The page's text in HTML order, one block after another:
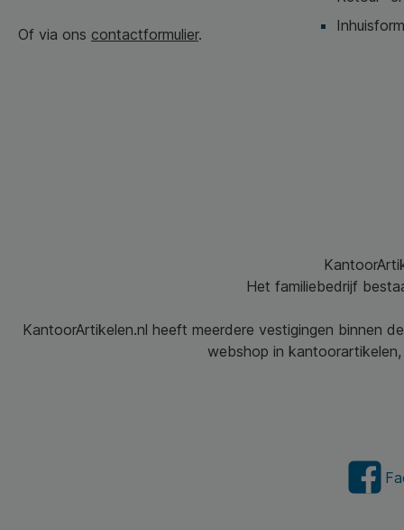
Of via ons contactformulier.
Het familiebedrijf
KantoorArtikelen.nl heeft meerdere vestigingen binnen
webshop in